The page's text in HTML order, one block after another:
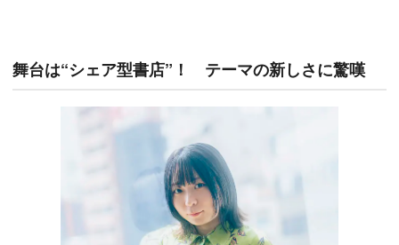
舞台は“シェア型書店”！ テーマの新しさに驚嘆